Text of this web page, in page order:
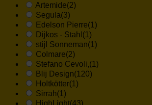
Artemide(2)
Segula(3)
Edelson Pierre(1)
Dijkos - Stahl (1)
stijl Sonneman(1)
Colmare(2)
Stefano Cevoli,(1)
Blij Design(120)
Holtkötter(1)
Sirrah(1)
HighLight(43)